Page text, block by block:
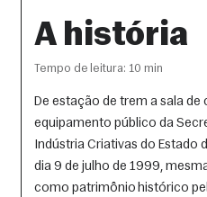
A história
Tempo de leitura: 10 min
De estação de trem a sala de
equipamento público da
Indústria Criativas do Estado
dia 9 de julho de 1999,
como patrimônio histórico